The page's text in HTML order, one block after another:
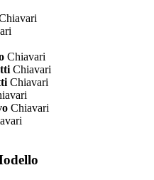
Chiavari
Chiavari
Chiavari
Chiavari